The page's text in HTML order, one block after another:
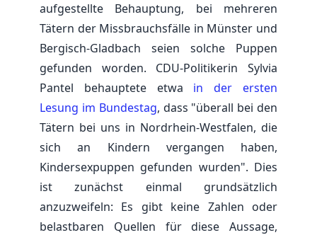
aufgestellte Behauptung, bei mehreren
Tätern der Missbrauchsfälle in Münster und
Bergisch-Gladbach seien solche Puppen
gefunden worden. CDU-Politikerin Sylvia
Pantel behauptete etwa in der ersten
Lesung im Bundestag, dass "überall bei den
Tätern bei uns in Nordrhein-Westfalen, die
sich an Kindern vergangen haben,
Kindersexpuppen gefunden wurden". Dies
ist zunächst einmal grundsätzlich
anzuzweifeln: Es gibt keine Zahlen oder
belastbaren Quellen für diese Aussage,